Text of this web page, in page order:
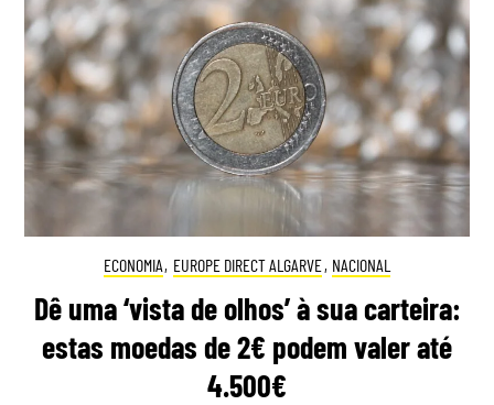
ECONOMIA, EUROPE DIRECT ALGARVE, NACIONAL
Dê uma ‘vista de olhos’ à sua carteira:
estas moedas de 2€ podem valer até
4.500€